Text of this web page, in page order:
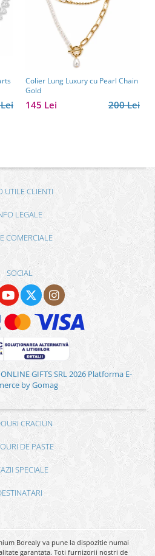
Colier Lung Luxury cu Pearl Chain
Gold
200 Lei
145 Lei
UTILE CLIENTI
LEGALE
COMERCIALE
SOCIAL
GIFTS SRL 2026 Platforma E-
by Gomag
CRACIUN
DE PASTE
SPECIALE
Borealy va pune la dispozitie numai
garantata. Toti furnizorii nostri de